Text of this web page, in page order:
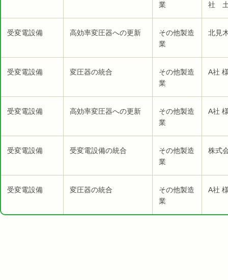
業
社
受変電設備 高効率変圧器への更新
その他製造
業
北見
受変電設備 変圧器の統合
その他製造
業
A社
受変電設備 高効率変圧器への更新
その他製造
業
A社
受変電設備 受変電設備の統合
その他製造
業
株式
受変電設備 変圧器の統合
その他製造
業
A社